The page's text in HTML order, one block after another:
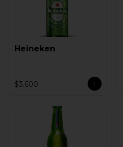
Heineken
$3.600